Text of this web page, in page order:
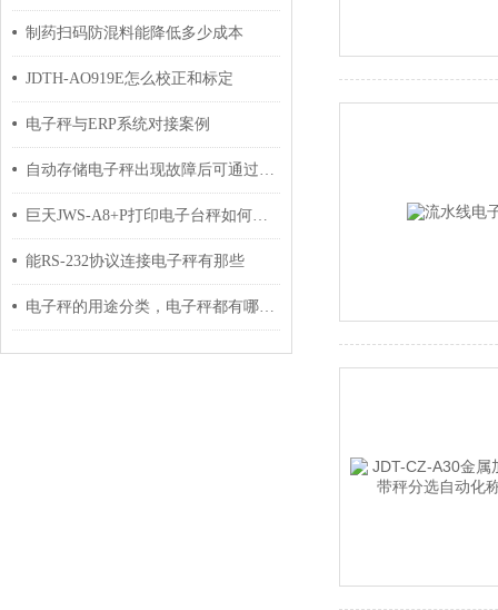
制药扫码防混料能降低多少成本
JDTH-AO919E怎么校正和标定
电子秤与ERP系统对接案例
自动存储电子秤出现故障后可通过这些方法解决
巨天JWS-A8+P打印电子台秤如何设置时间日期？
能RS-232协议连接电子秤有那些
电子秤的用途分类，电子秤都有哪些功能的？